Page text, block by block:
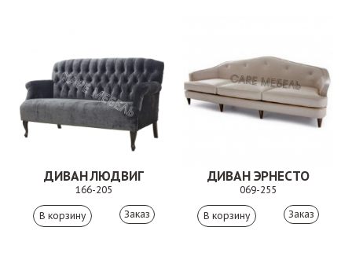
ДИВАН ЛЮДВИГ
166-205
Заказ
ДИВАН ЭРНЕСТО
069-255
Заказ